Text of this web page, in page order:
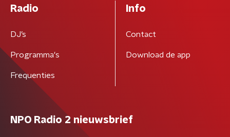
Radio
DJ’s
Programma's
Frequenties
Info
Contact
Download de app
NPO Radio 2 nieuwsbrief